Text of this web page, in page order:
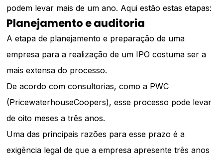
podem levar mais de um ano. Aqui estão estas etapas:
Planejamento e auditoria
A etapa de planejamento e preparação de uma
empresa para a realização de um IPO costuma ser a
mais extensa do processo.
De acordo com consultorias, como a PWC
(PricewaterhouseCoopers), esse processo pode levar
de oito meses a três anos.
Uma das principais razões para esse prazo é a
exigência legal de que a empresa apresente três anos